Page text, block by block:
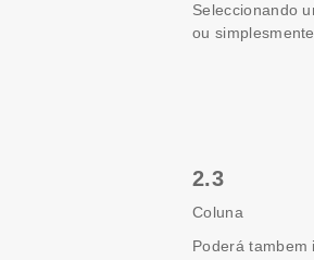
Seleccionando
ou
2.3
Coluna
Poderá